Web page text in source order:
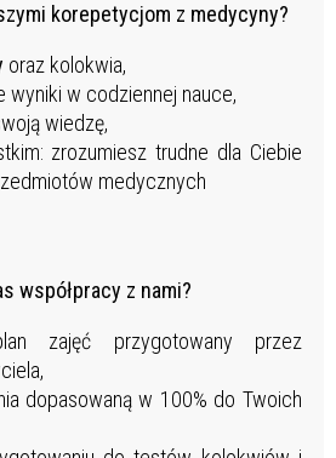
korepetycjom z medycyny?
oraz kolokwia,
wyniki w codziennej nauce,
wiedzę,
zrozumiesz trudne dla Ciebie
medycznych
współpracy z nami?
zajęć przygotowany przez
dopasowaną w 100% do Twoich